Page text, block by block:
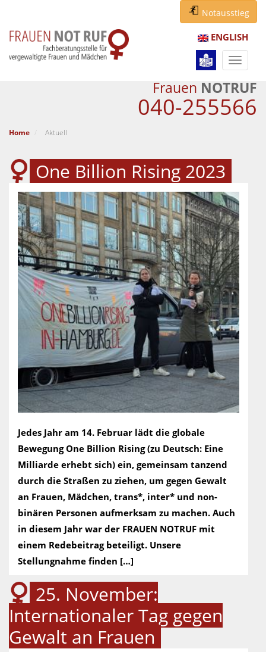
Notausstieg
ENGLISH
Frauen NOTRUF
040-255566
Home Aktuell
One Billion Rising 2023
Jedes Jahr am 14. Februar lädt die globale
Bewegung One Billion Rising (zu Deutsch: Eine
Milliarde erhebt sich) ein, gemeinsam tanzend
durch die Straßen zu ziehen, um gegen Gewalt
an Frauen, Mädchen, trans*, inter* und non-
binären Personen aufmerksam zu machen. Auch
in diesem Jahr war der FRAUEN NOTRUF mit
einem Redebeitrag beteiligt. Unsere
Stellungnahme finden […]
25. November:
Internationaler Tag gegen
Gewalt an Frauen